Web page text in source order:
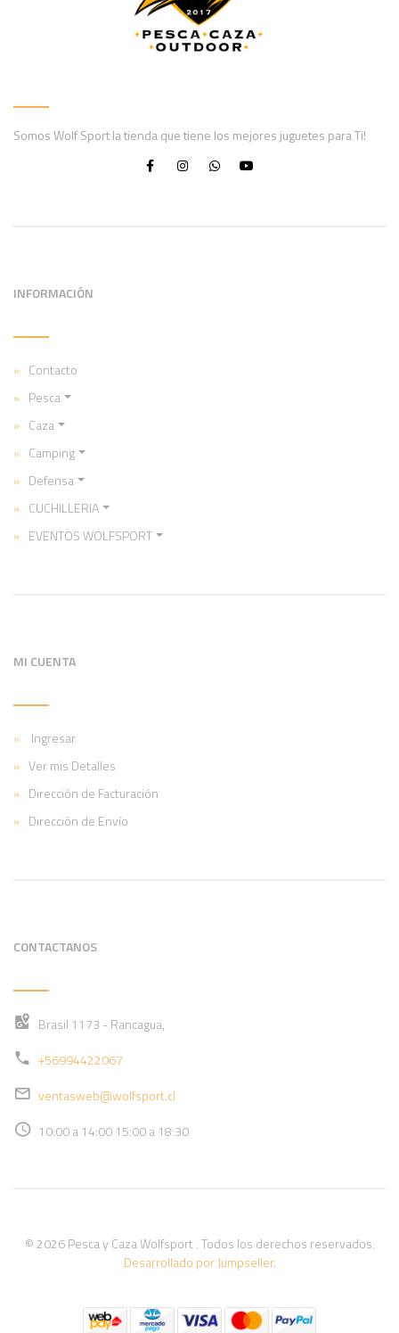
Somos Wolf Sport la tienda que tiene los mejores juguetes para Ti!
INFORMACIÓN
Contacto
Pesca
Caza
Camping
Defensa
CUCHILLERIA
EVENTOS WOLFSPORT
MI CUENTA
Ingresar
Ver mis Detalles
Dirección de Facturación
Dirección de Envío
CONTACTANOS
Brasil 1173 - Rancagua,
+56994422067
ventasweb@wolfsport.cl
10:00 a 14:00 15:00 a 18:30
© 2026 Pesca y Caza Wolfsport . Todos los derechos reservados.
Desarrollado por Jumpseller.